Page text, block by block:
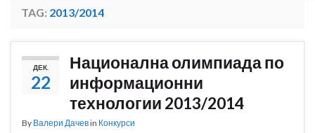
TAG: 2013/2014
ДЕК.
22
Национална олимпиада по
информационни
технологии 2013/2014
By Валери Дачевin Конкурси